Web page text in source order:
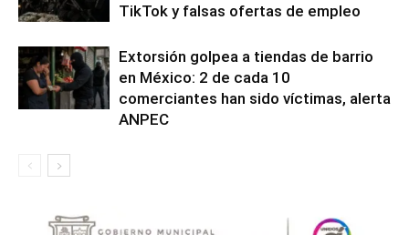
TikTok y falsas ofertas de empleo
Extorsión golpea a tiendas de barrio
en México: 2 de cada 10
comerciantes han sido víctimas, alerta
ANPEC